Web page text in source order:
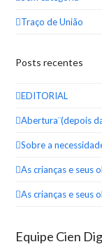
Traço de União
Posts recentes
EDITORIAL
Abertura¨(depois
Sobre a
As crianças e seus
As crianças e seus
Equipe Cien